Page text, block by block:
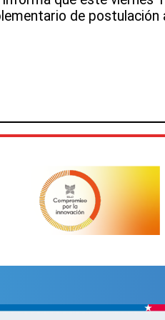
de postulación